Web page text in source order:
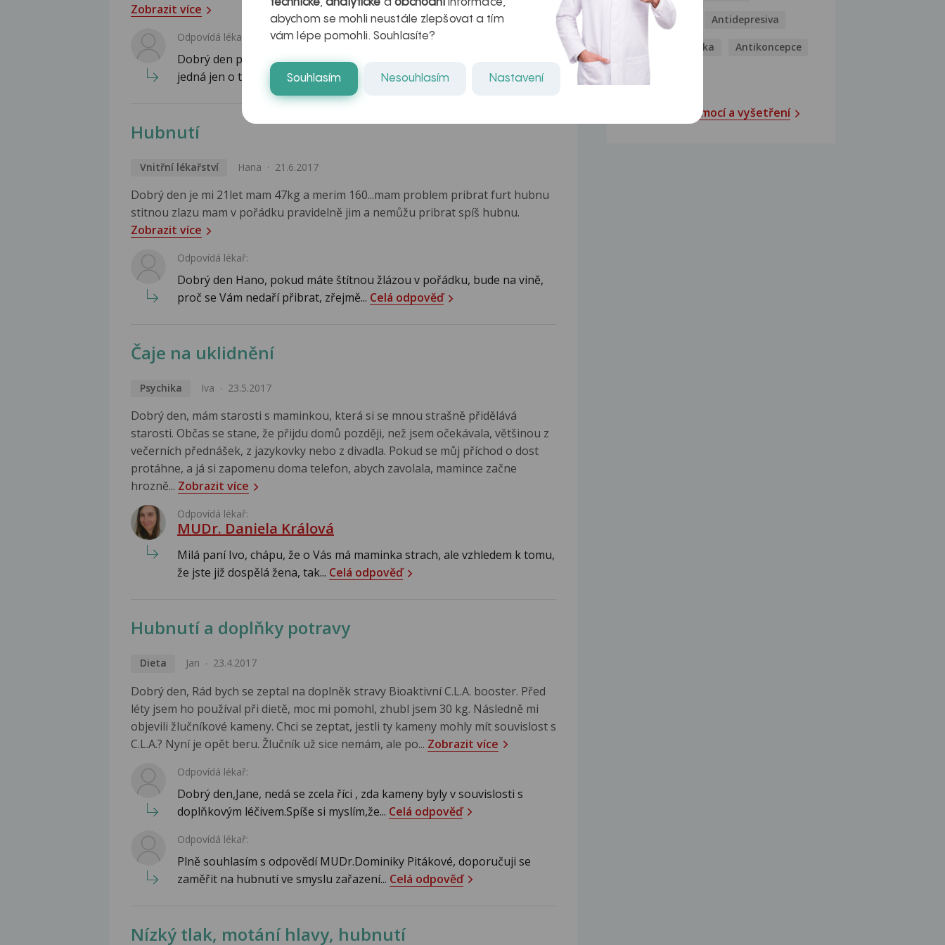
Zobrazit více
Odpovídá lékař:
Dobrý den paní Evo. Nepíšete, jaké hodnoty ŠŽ jste měla. Pokud se
jedná jen o tzv."subklinickou hypotyreosu"...Celá odpověď
Hubnutí
Vnitřní lékařství Hana 21.6.2017
Dobrý den je mi 21let mam 47kg a merim 160...mam problem pribrat furt hubnu
stitnou zlazu mam v pořádku pravidelně jim a nemůžu pribrat spíš hubnu.
Zobrazit více
Odpovídá lékař:
Dobrý den Hano, pokud máte štítnou žlázou v pořádku, bude na vině,
proč se Vám nedaří přibrat, zřejmě... Celá odpověď
Čaje na uklidnění
Psychika Iva 23.5.2017
Dobrý den, mám starosti s maminkou, která si se mnou strašně přidělává
starosti. Občas se stane, že přijdu domů později, než jsem očekávala, většinou z
večerních přednášek, z jazykovky nebo z divadla. Pokud se můj příchod o dost
protáhne, a já si zapomenu doma telefon, abych zavolala, mamince začne
hrozně... Zobrazit více
Odpovídá lékař:
MUDr. Daniela Králová
Milá paní Ivo, chápu, že o Vás má maminka strach, ale vzhledem k tomu,
že jste již dospělá žena, tak... Celá odpověď
Hubnutí a doplňky potravy
Dieta Jan 23.4.2017
Dobrý den, Rád bych se zeptal na doplněk stravy Bioaktivní C.L.A. booster. Před
léty jsem ho používal při dietě, moc mi pomohl, zhubl jsem 30 kg. Následně mi
objevili žlučníkové kameny. Chci se zeptat, jestli ty kameny mohly mít souvislost s
C.L.A.? Nyní je opět beru. Žlučník už sice nemám, ale po... Zobrazit více
Odpovídá lékař:
Dobrý den,Jane, nedá se zcela říci , zda kameny byly v souvislosti s
doplňkovým léčivem.Spíše si myslím,že... Celá odpověď
Odpovídá lékař:
Plně souhlasím s odpovědí MUDr.Dominiky Pitákové, doporučuji se
zaměřit na hubnutí ve smyslu zařazení... Celá odpověď
Nízký tlak, motání hlavy, hubnutí
Antibiotika Antidepresiva
Antihistaminika Antikoncepce
Katalog nemocí a vyšetření
technické,analytické a obchodníinformace,
abychom se mohli neustále zlepšovat a tím
vám lépe pomohli. Souhlasíte?
Souhlasím Nesouhlasím Nastavení